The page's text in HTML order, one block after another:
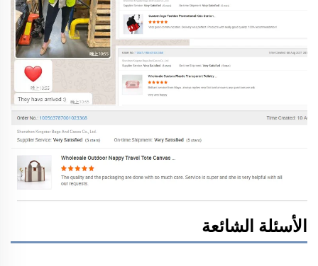
الأسئلة الشائعة